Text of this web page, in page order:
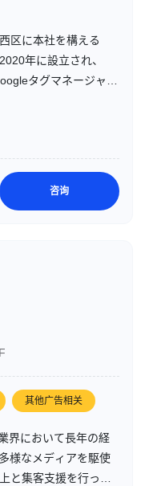
区に本社を構える
年に設立され、
タグマネージャー
対策やWeb広告運用
咨询
其他广告相关
界において長年の経
様なメディアを駆使
と集客支援を行って